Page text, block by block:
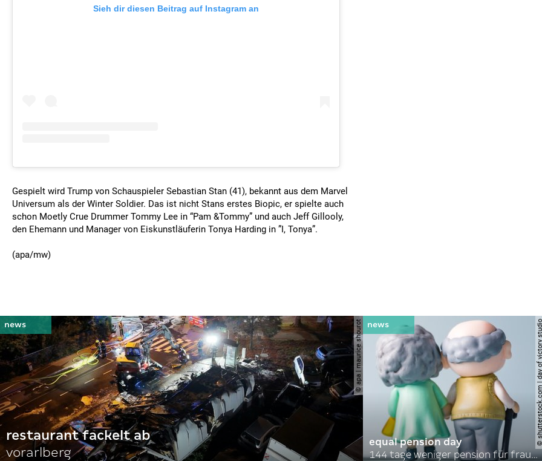
Sieh dir diesen Beitrag auf Instagram an
Gespielt wird Trump von Schauspieler Sebastian Stan (41), bekannt aus dem Marvel
Universum als der Winter Soldier. Das ist nicht Stans erstes Biopic, er spielte auch
schon Moetly Crue Drummer Tommy Lee in “Pam &Tommy” und auch Jeff Gillooly,
den Ehemann und Manager von Eiskunstläuferin Tonya Harding in ”I, Tonya”.
(apa/mw)
© apa | maurice shourot
restaurant fackelt ab
vorarlberg
©
equal pension day
144 tage weniger pension für frauen